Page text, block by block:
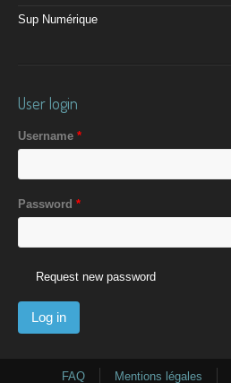
Sup Numérique
User login
Username *
Password *
Request new password
FAQ Mentions légales